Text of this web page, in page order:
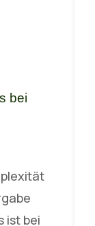
bei
ist bei